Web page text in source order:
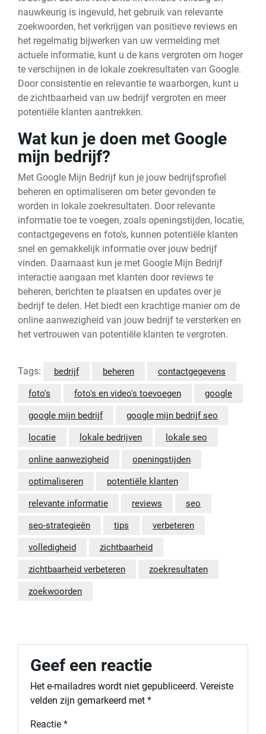
nauwkeurig is ingevuld, het gebruik van relevante
zoekwoorden, het verkrijgen van positieve reviews en
het regelmatig bijwerken van uw vermelding met
actuele informatie, kunt u de kans vergroten om hoger
te verschijnen in de lokale zoekresultaten van Google.
Door consistentie en relevantie te waarborgen, kunt u
de zichtbaarheid van uw bedrijf vergroten en meer
potentiële klanten aantrekken.
Wat kun je doen met Google
mijn bedrijf?
Met Google Mijn Bedrijf kun je jouw bedrijfsprofiel
beheren en optimaliseren om beter gevonden te
worden in lokale zoekresultaten. Door relevante
informatie toe te voegen, zoals openingstijden, locatie,
contactgegevens en foto’s, kunnen potentiële klanten
snel en gemakkelijk informatie over jouw bedrijf
vinden. Daarnaast kun je met Google Mijn Bedrijf
interactie aangaan met klanten door reviews te
beheren, berichten te plaatsen en updates over je
bedrijf te delen. Het biedt een krachtige manier om de
online aanwezigheid van jouw bedrijf te versterken en
het vertrouwen van potentiële klanten te vergroten.
Tags: bedrijf beheren contactgegevens
foto's foto's en video's toevoegen google
google mijn bedrijf google mijn bedrijf seo
locatie lokale bedrijven lokale seo
online aanwezigheid openingstijden
optimaliseren potentiële klanten
relevante informatie reviews seo
seo-strategieën tips verbeteren
volledigheid zichtbaarheid
zichtbaarheid verbeteren zoekresultaten
zoekwoorden
Geef een reactie
Het e-mailadres wordt niet gepubliceerd. Vereiste
velden zijn gemarkeerd met *
Reactie *